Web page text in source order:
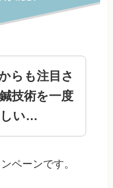
らも注目さ
技術を一度
しい…
ペーンです。